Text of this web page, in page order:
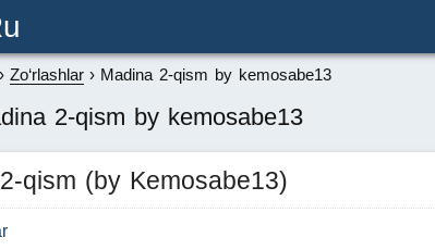
Zo‘rlashlar Madina 2-qism by kemosabe13
2-qism by kemosabe13
qism (by Kemosabe13)